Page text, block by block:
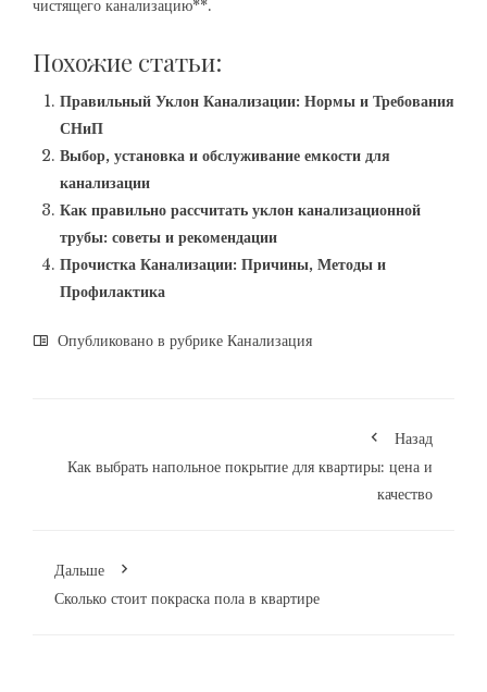
чистящего канализацию**.
Похожие статьи:
Правильный Уклон Канализации: Нормы и Требования
СНиП
Выбор, установка и обслуживание емкости для
канализации
Как правильно рассчитать уклон канализационной
трубы: советы и рекомендации
Прочистка Канализации: Причины, Методы и
Профилактика
Опубликовано в рубрике Канализация
Назад
Как выбрать напольное покрытие для квартиры: цена и
качество
Дальше
Сколько стоит покраска пола в квартире